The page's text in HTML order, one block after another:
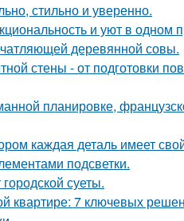
стильно и уверенно.
и уют в одном
деревянной совы.
стены - от подготовки
планировке,
каждая деталь имеет
подсветки.
суеты.
квартире: 7 ключевых